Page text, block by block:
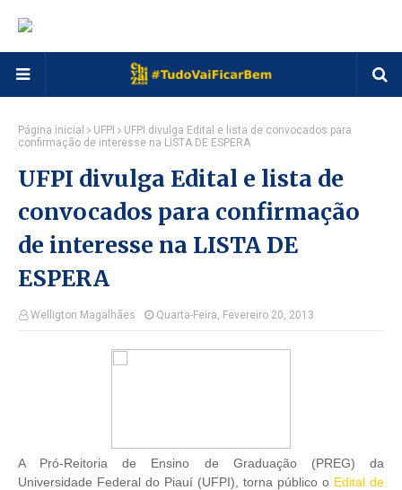
Página inicial UFPI
UFPI divulga Edital e lista de convocados para
confirmação de interesse na LISTA DE ESPERA
UFPI divulga Edital e lista de
convocados para confirmação
de interesse na LISTA DE
ESPERA
Welligton Magalhães Quarta-Feira, Fevereiro 20, 2013
A Pró-Reitoria de Ensino de Graduação (PREG) da
Universidade Federal do Piauí (UFPI), torna público o Edital de